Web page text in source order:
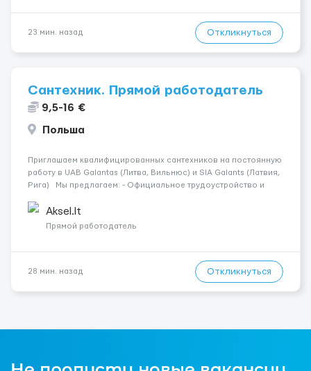
23 мин. назад Откликнуться
Сантехник. Прямой работодатель
9,5-16 €
Польша
Приглашаем квалифицированных сантехников на постоянную
работу в UAB Galantas (Литва, Вильнюс) и SIA Galants (Латвия,
Рига) Мы предлагаем: - Официальное трудоустройство и
плату для квалифицированного сантехника 9,5 евро/час, ...
Aksel.lt
Прямой работодатель
28 мин. назад Откликнуться